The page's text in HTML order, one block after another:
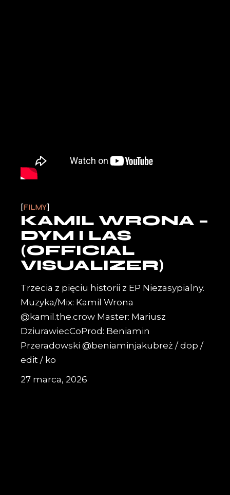
FILMY
KAMIL WRONA –
DYM I LAS
(OFFICIAL
VISUALIZER)
Trzecia z pięciu historii z EP Niezasypialny.
Muzyka/Mix: Kamil Wrona
@kamil.the.crow Master: Mariusz
DziurawiecCoProd: Beniamin
Przeradowski @beniaminjakubreż / dop /
edit / ko
27 marca, 2026